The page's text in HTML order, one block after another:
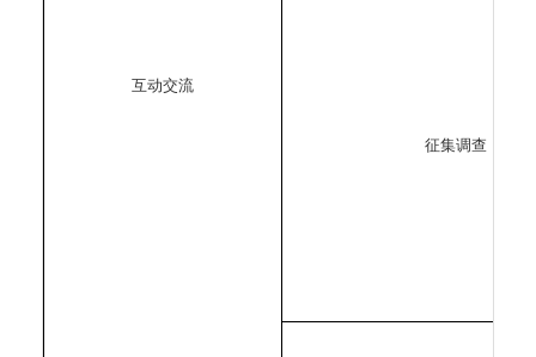
互动交流
征集调查